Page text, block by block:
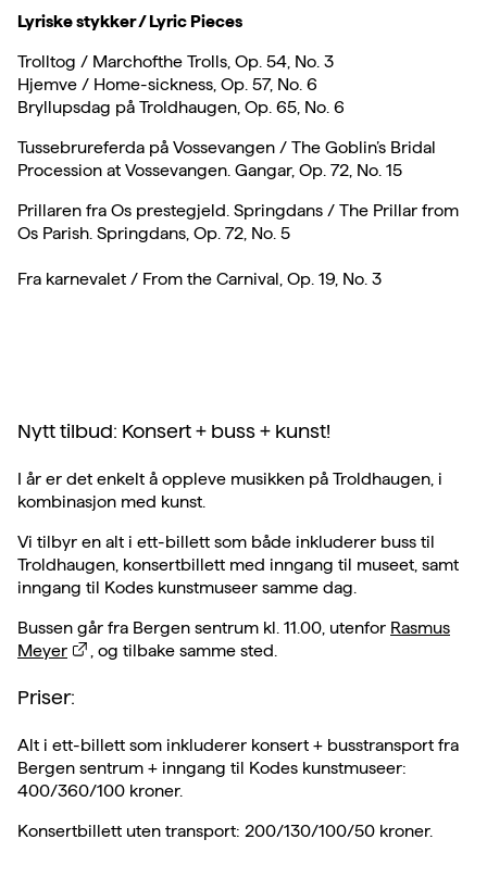
Lyriske stykker / Lyric Pieces
Trolltog / Marchofthe Trolls, Op. 54, No. 3
Hjemve / Home-sickness, Op. 57, No. 6
Bryllupsdag på Troldhaugen, Op. 65, No. 6
Tussebrureferda på Vossevangen / The Goblin’s Bridal
Procession at Vossevangen. Gangar, Op. 72, No. 15
Prillaren fra Os prestegjeld. Springdans / The Prillar from
Os Parish. Springdans, Op. 72, No. 5
Fra karnevalet / From the Carnival, Op. 19, No. 3
Nytt tilbud: Konsert + buss + kunst!
I år er det enkelt å oppleve musikken på Troldhaugen, i
kombinasjon med kunst.
Vi tilbyr en alt i ett-billett som både inkluderer buss til
Troldhaugen, konsertbillett med inngang til museet, samt
inngang til Kodes kunstmuseer samme dag.
Bussen går fra Bergen sentrum kl. 11.00, utenfor Rasmus
Meyer
, og tilbake samme sted.
Priser:
Alt i ett-billett som inkluderer konsert + busstransport fra
Bergen sentrum + inngang til Kodes kunstmuseer:
400/360/100 kroner.
Konsertbillett uten transport: 200/130/100/50 kroner.